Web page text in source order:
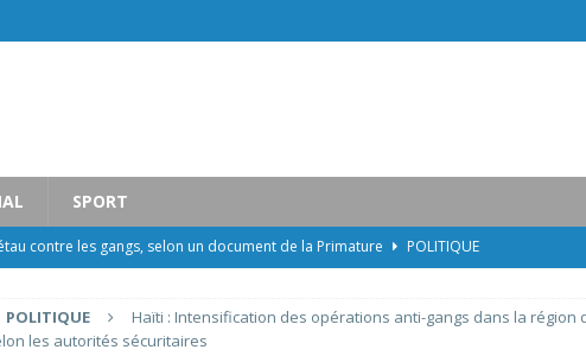
SPORT
contre les gangs, selon un document de la Primature
POLITIQUE
: morts, peur et chaos total
POLITIQUE
POLITIQUE
Haïti : Intensification des opérations anti-gangs dans la région
les autorités sécuritaires